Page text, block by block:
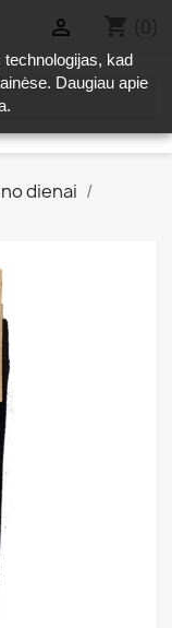
shopping_cart (0)

dienai
kad
Daugiau apie
.